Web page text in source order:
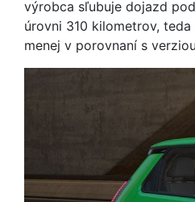
výrobca sľubuje dojazd
úrovni 310 kilometrov,
menej v porovnaní s